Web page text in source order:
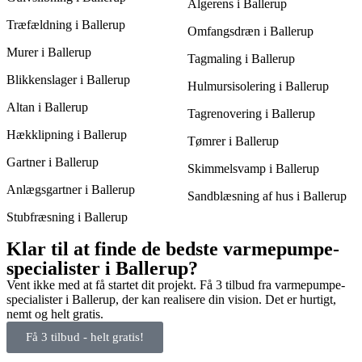
Træfældning i Ballerup
Murer i Ballerup
Blikkenslager i Ballerup
Altan i Ballerup
Hækklipning i Ballerup
Gartner i Ballerup
Anlægsgartner i Ballerup
Stubfræsning i Ballerup
Algerens i Ballerup
Omfangsdræn i Ballerup
Tagmaling i Ballerup
Hulmursisolering i Ballerup
Tagrenovering i Ballerup
Tømrer i Ballerup
Skimmelsvamp i Ballerup
Sandblæsning af hus i Ballerup
Klar til at finde de bedste varmepumpe-
specialister i Ballerup?
Vent ikke med at få startet dit projekt. Få 3 tilbud fra varmepumpe-
specialister i Ballerup, der kan realisere din vision. Det er hurtigt,
nemt og helt gratis.
Få 3 tilbud - helt gratis!